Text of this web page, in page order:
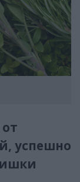
успешно